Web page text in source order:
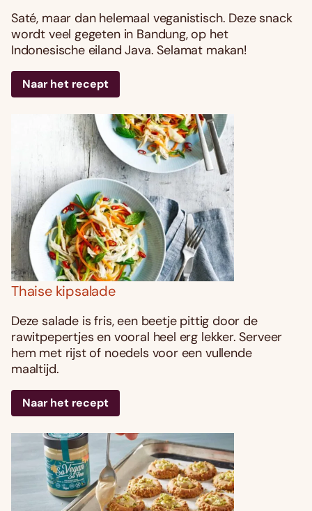
Saté, maar dan helemaal veganistisch. Deze snack
wordt veel gegeten in Bandung, op het
Indonesische eiland Java. Selamat makan!
Naar het recept
Thaise kipsalade
Deze salade is fris, een beetje pittig door de
rawitpepertjes en vooral heel erg lekker. Serveer
hem met rijst of noedels voor een vullende
maaltijd.
Naar het recept